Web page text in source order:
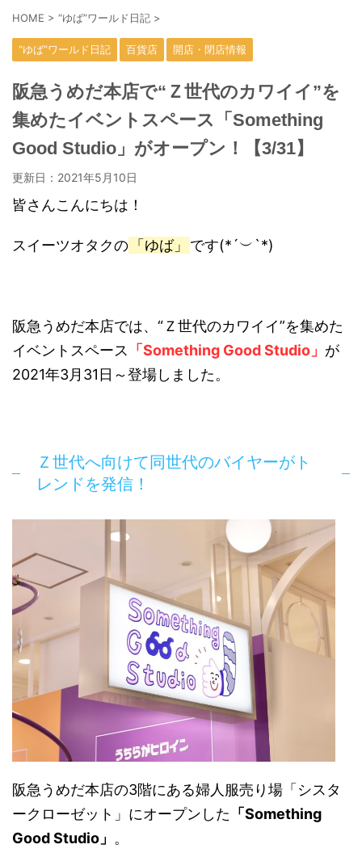
HOME > “ゆば”ワールド日記 >
“ゆば”ワールド日記 百貨店 開店・閉店情報
阪急うめだ本店で“Ｚ世代のカワイイ”を
集めたイベントスペース「Something
Good Studio」がオープン！【3/31】
更新日： 2021年5月10日
皆さんこんにちは！
スイーツオタクの 「ゆば」 です(*´︶`*)
阪急うめだ本店では、“Ｚ世代のカワイイ”を集めた
イベントスペース 「Something Good Studio」 が
2021年3月31日～登場しました。
Ｚ世代へ向けて同世代のバイヤーがト
レンドを発信！
阪急うめだ本店の3階にある婦人服売り場「シスタ
ークローゼット」にオープンした 「Something
Good Studio」 。